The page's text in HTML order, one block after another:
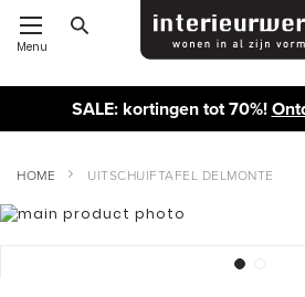
Menu
SALE: kortingen tot 70%!
HOME UITSCHUIFTAFEL DELMONTE
Ga